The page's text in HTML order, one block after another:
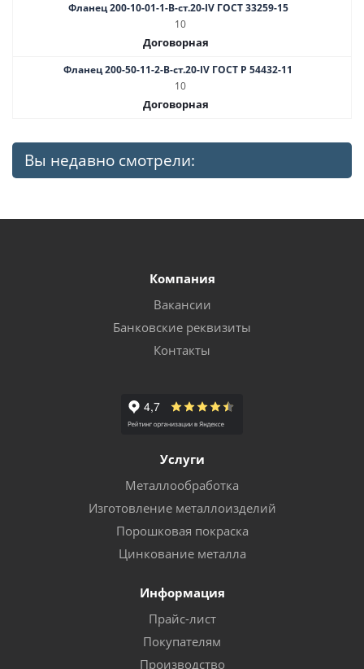
Фланец 200-10-01-1-B-ст.20-IV ГОСТ 33259-15
10
Договорная
Фланец 200-50-11-2-B-ст.20-IV ГОСТ Р 54432-11
10
Договорная
Вы недавно смотрели:
Компания
Вакансии
Банковские реквизиты
Контакты
Услуги
Металлообработка
Изготовление металлоизделий
Порошковая покраска
Цинкование металла
Информация
Прайс-лист
Покупателям
Производство